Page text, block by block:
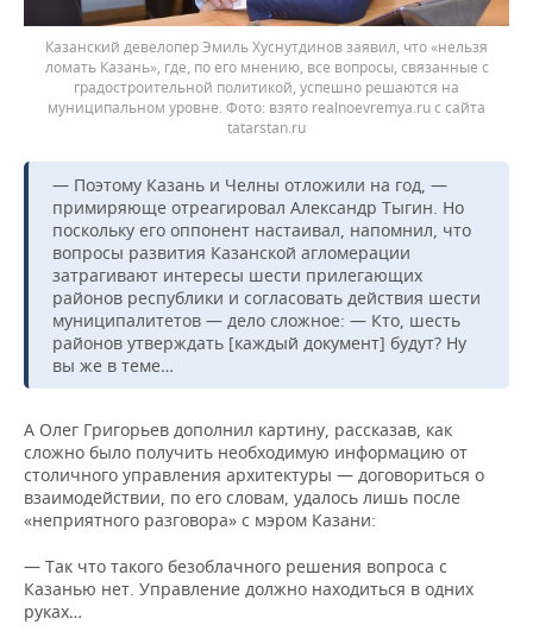
Казанский девелопер Эмиль Хуснутдинов заявил, что «нельзя
ломать Казань», где, по его мнению, все вопросы, связанные с
градостроительной политикой, успешно решаются на
муниципальном уровне.
взято realnoevremya.ru с сайта
tatarstan.ru
— Поэтому Казань и Челны отложили на год, —
примиряюще отреагировал Александр Тыгин. Но
поскольку его оппонент настаивал, напомнил, что
вопросы развития Казанской агломерации
затрагивают интересы шести прилегающих
районов республики и согласовать действия шести
муниципалитетов — дело сложное: — Кто, шесть
районов утверждать [каждый документ] будут? Ну
вы же в теме…
А Олег Григорьев дополнил картину, рассказав, как
сложно было получить необходимую информацию от
столичного управления архитектуры — договориться о
взаимодействии, по его словам, удалось лишь после
«неприятного разговора» с мэром Казани:
— Так что такого безоблачного решения вопроса с
Казанью нет. Управление должно находиться в одних
руках…